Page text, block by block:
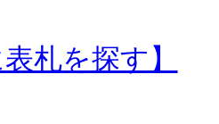
札を探す】